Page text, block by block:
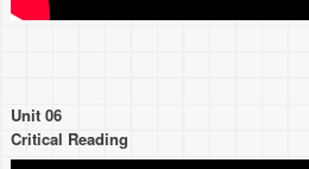
Unit 06
Critical Reading